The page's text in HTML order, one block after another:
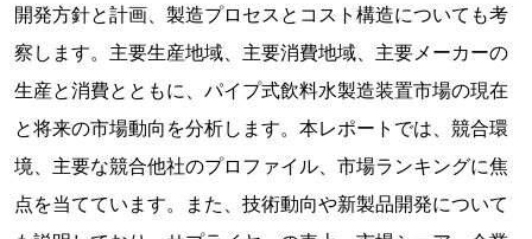
開発方針と計画、製造プロセスとコスト構造についても考
察します。主要生産地域、主要消費地域、主要メーカーの
生産と消費とともに、パイプ式飲料水製造装置市場の現在
と将来の市場動向を分析します。本レポートでは、競合環
境、主要な競合他社のプロファイル、市場ランキングに焦
点を当てています。また、技術動向や新製品開発について